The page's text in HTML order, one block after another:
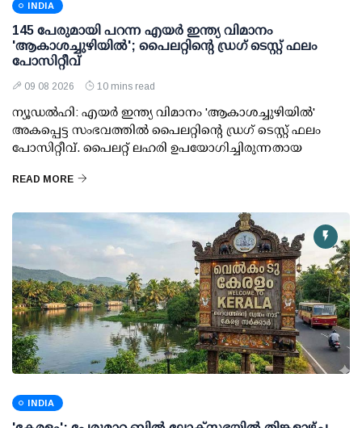
INDIA
145 പേരുമായി പറന്ന എയര്‍ ഇന്ത്യ വിമാനം
'ആകാശച്ചുഴിയില്‍'; പൈലറ്റിന്റെ ഡ്രഗ് ടെസ്റ്റ് ഫലം
പോസിറ്റീവ്
09 08 2026 10 mins read
ന്യൂഡല്‍ഹി: എയര്‍ ഇന്ത്യ വിമാനം 'ആകാശച്ചുഴിയില്‍'
അകപ്പെട്ട സംഭവത്തില്‍ പൈലറ്റിന്റെ ഡ്രഗ് ടെസ്റ്റ് ഫലം
പോസിറ്റീവ്. പൈലറ്റ് ലഹരി ഉപയോഗിച്ചിരുന്നതായ
READ MORE
INDIA